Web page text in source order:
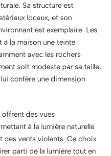
Sa structure est
locaux, et son
est exemplaire. Les
à la maison une teinte
avec les rochers
soit modeste par sa taille,
confère une dimension
des vues
à la lumière naturelle
des vents violents. Ce choix
parti de la lumière tout en